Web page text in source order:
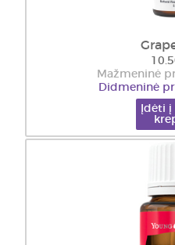
Mažmeninė
Didmeninė
Įdėti į